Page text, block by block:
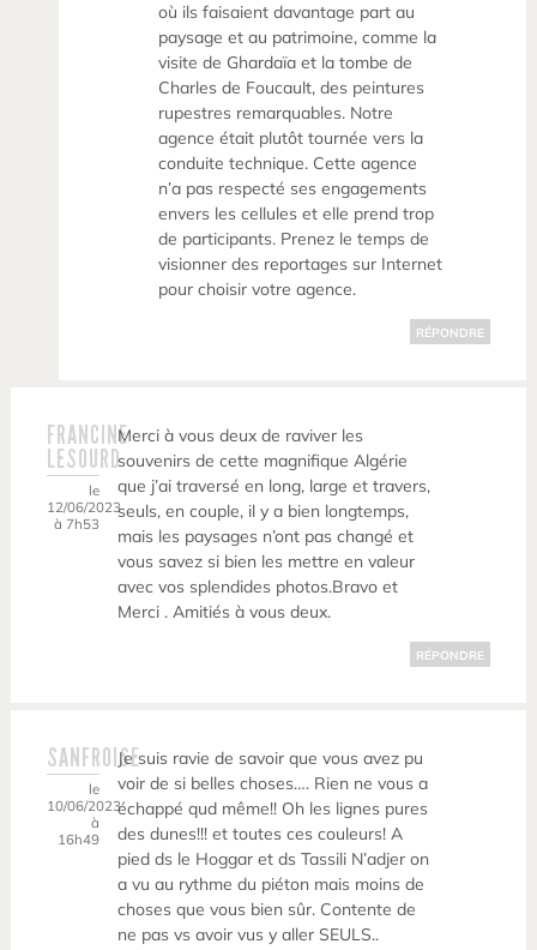
où ils faisaient davantage part au
paysage et au patrimoine, comme la
visite de Ghardaïa et la tombe de
Charles de Foucault, des peintures
rupestres remarquables. Notre
agence était plutôt tournée vers la
conduite technique. Cette agence
n’a pas respecté ses engagements
envers les cellules et elle prend trop
de participants. Prenez le temps de
visionner des reportages sur Internet
pour choisir votre agence.
RÉPONDRE
FRANCINE
LESOURD
le
12/06/2023
à 7h53
Merci à vous deux de raviver les
souvenirs de cette magnifique Algérie
que j’ai traversé en long, large et travers,
seuls, en couple, il y a bien longtemps,
mais les paysages n’ont pas changé et
vous savez si bien les mettre en valeur
avec vos splendides photos.Bravo et
Merci . Amitiés à vous deux.
RÉPONDRE
SANFROISE
le
10/06/2023
à
16h49
Je suis ravie de savoir que vous avez pu
voir de si belles choses…. Rien ne vous a
échappé qud même!! Oh les lignes pures
des dunes!!! et toutes ces couleurs! A
pied ds le Hoggar et ds Tassili N’adjer on
a vu au rythme du piéton mais moins de
choses que vous bien sûr. Contente de
ne pas vs avoir vus y aller SEULS..